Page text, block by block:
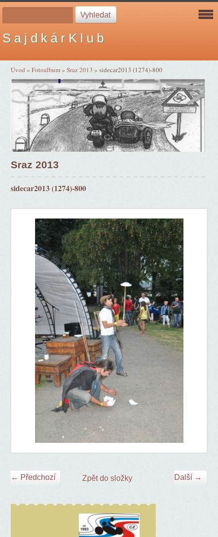
S a j d k á r K l u b
Úvod »Fotoalbum»Sraz 2013 »sidecar2013 (1274)-800
Sraz 2013
sidecar2013 (1274)-800
← Předchozí Další →
Zpět do složky